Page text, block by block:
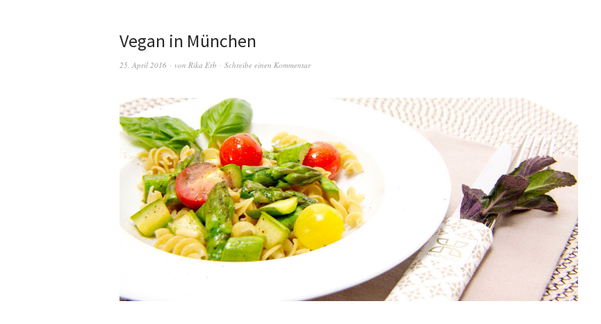
Vegan in München
25. April 2016 von Rika Erb Schreibe einen Kommentar